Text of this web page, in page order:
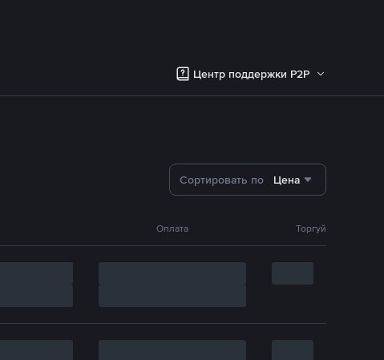
Центр поддержки P2P
Сортировать по Цена
Оплата Торгуй